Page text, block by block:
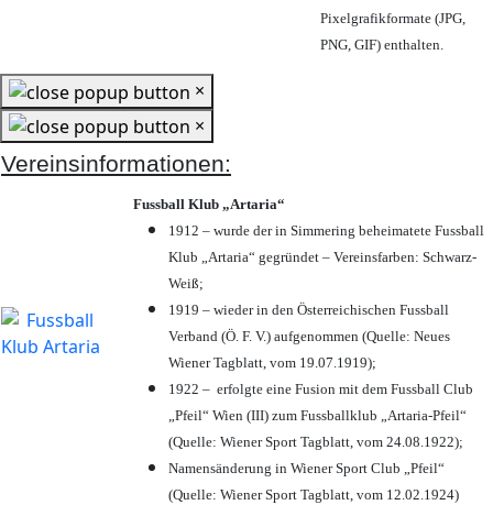
Pixelgrafikformate (JPG,
PNG, GIF) enthalten.
×
×
Vereinsinformationen:
Fussball Klub „Artaria“
1912 – wurde der in Simmering beheimatete Fussball
Klub „Artaria“ gegründet – Vereinsfarben: Schwarz-
Weiß;
1919 – wieder in den Österreichischen Fussball
Verband (Ö. F. V.) aufgenommen (Quelle: Neues
Wiener Tagblatt, vom 19.07.1919);
1922 – erfolgte eine Fusion mit dem Fussball Club
„Pfeil“ Wien (III) zum Fussballklub „Artaria-Pfeil“
(Quelle: Wiener Sport Tagblatt, vom 24.08.1922);
Namensänderung in Wiener Sport Club „Pfeil“
(Quelle: Wiener Sport Tagblatt, vom 12.02.1924)